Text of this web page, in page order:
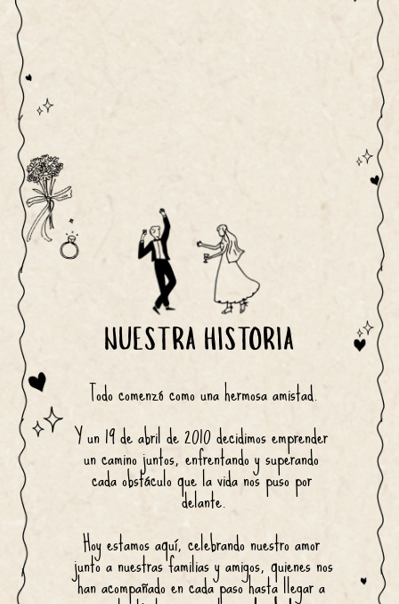
NUESTRA HISTORIA
Todo comenzó como una hermosa amistad.
Y un 19 de abril de 2010 decidimos emprender
un camino juntos, enfrentando y superando
cada obstáculo que la vida nos puso por
delante.
Hoy estamos aquí, celebrando nuestro amor
junto a nuestras familias y amigos, quienes nos
han acompañado en cada paso hasta llegar a